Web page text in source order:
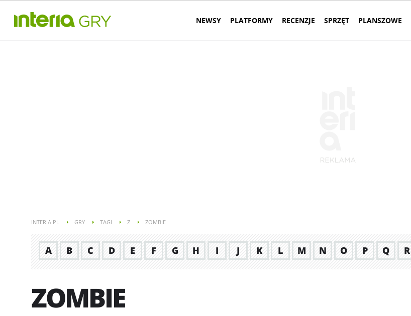
NEWSY PLATFORMY RECENZJE SPRZĘT PLANSZOWE
INTERIA.PL GRY TAGI Z ZOMBIE
A B C D E F G H I J K L M N O P Q R
ZOMBIE